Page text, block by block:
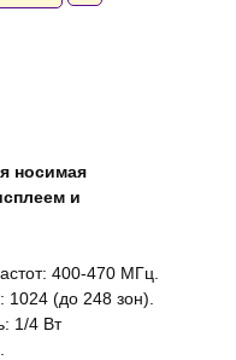
носимая
и
400-470 МГц.
1024 (до 248 зон).
1/4 Вт